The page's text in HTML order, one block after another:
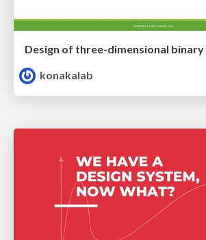
konakalab